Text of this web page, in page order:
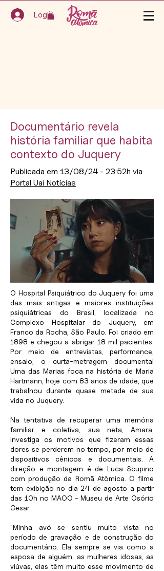
Login
Documentário revela
história familiar que habita
contexto do Juquery
Publicada em 13/08/24 - 23:52h via
Portal Uai Notícias
O Hospital Psiquiátrico do Juquery foi uma
das mais antigas e maiores instituições
psiquiátricas do Brasil, localizada no
Complexo Hospitalar do Juquery, em
Franco da Rocha, São Paulo. Foi criado em
1898 e chegou a abrigar 18 mil pacientes.
Por meio de entrevistas, performance,
ensaio, o curta-metragem documental
Uma das Marias foca na história de Maria
Hartmann, hoje com 83 anos de idade, que
trabalhou durante quase metade de sua
vida no Juquery.
Na tentativa de recuperar uma memória
familiar e coletiva, sua neta, Amara,
investiga os motivos que fizeram essas
dores se perderem no tempo, por meio de
dispositivos cênicos e documentais. A
direção e montagem é de Luca Scupino
com produção da Romã Atômica. O filme
tem exibição no dia 24 de agosto a partir
das 10h no MAOC - Museu de Arte Osório
Cesar.
“Minha avó se sentiu muito vista no
período de gravação e de construção do
documentário. Ela sempre se via como a
esposa de alguém, as mulheres idosas, as
viúvas, elas têm muito esse movimento de